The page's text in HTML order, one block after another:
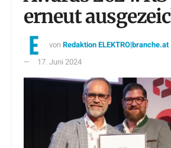
erneut
vonRedaktion ELEKTRO|branche.at
17. Juni 2024